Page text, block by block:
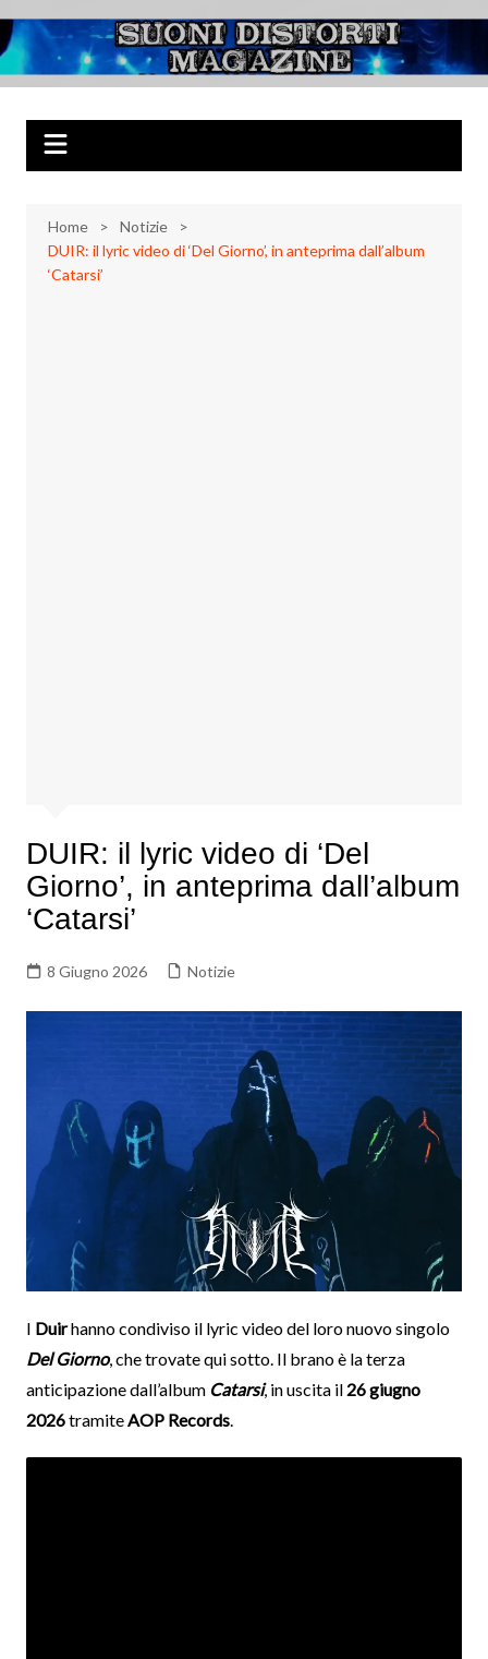
al
contenuto
Suoni Distorti
Magazine
Musica Rock, Metal, Punk e varie sonorità alternative
Home
Notizie
DUIR: il lyric video di ‘Del Giorno’, in anteprima dall’album
‘Catarsi’
DUIR: il lyric video di ‘Del
Giorno’, in anteprima dall’album
‘Catarsi’
8 Giugno 2026 Notizie
I Duirhanno condiviso il lyric video del loro nuovo singolo
Del Giorno, che trovate qui sotto. Il brano è la terza
anticipazione dall’album Catarsi, in uscita il 26 giugno
2026tramiteAOP Records.